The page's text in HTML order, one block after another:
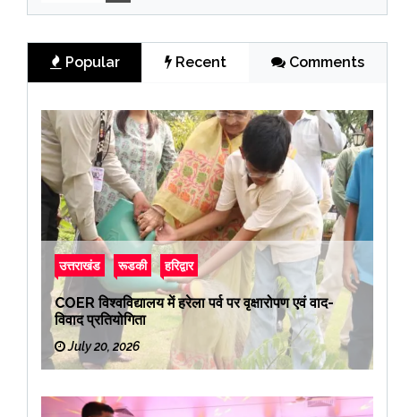
Popular Recent Comments
उत्तराखंड रूडकी हरिद्वार
COER विश्वविद्यालय में हरेला पर्व पर वृक्षारोपण एवं वाद-
विवाद प्रतियोगिता
July 20, 2026